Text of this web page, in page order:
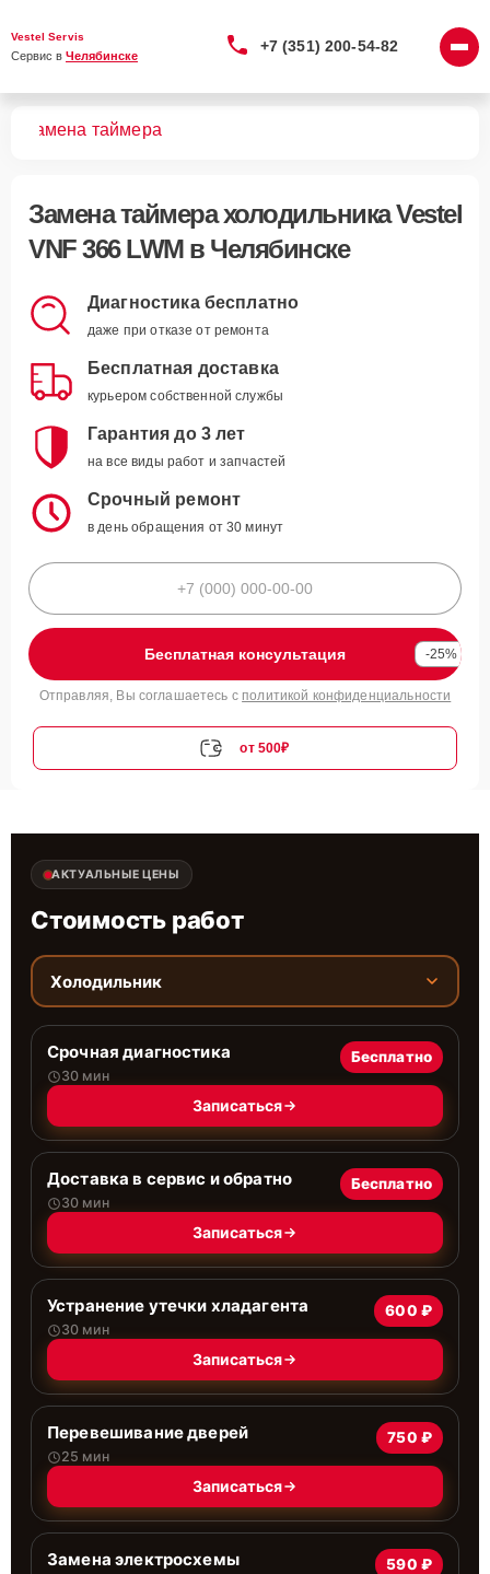
Vestel Servis
Сервис в Челябинске
+7 (351) 200-54-82
Замена таймера
Замена таймера холодильника Vestel
VNF 366 LWM в Челябинске
Диагностика бесплатно
даже при отказе от ремонта
Бесплатная доставка
курьером собственной службы
Гарантия до 3 лет
на все виды работ и запчастей
Срочный ремонт
в день обращения от 30 минут
Бесплатная консультация -25%
Отправляя, Вы соглашаетесь с политикой конфиденциальности
от 500₽
АКТУАЛЬНЫЕ ЦЕНЫ
Стоимость работ
Холодильник
Срочная диагностика
30 мин
Бесплатно
Записаться
Доставка в сервис и обратно
30 мин
Бесплатно
Записаться
Устранение утечки хладагента
30 мин
600 ₽
Записаться
Перевешивание дверей
25 мин
750 ₽
Записаться
Замена электросхемы 590 ₽